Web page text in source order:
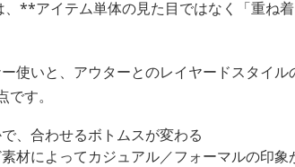
**アイテム単体の見た目ではなく「重ね
使いと、アウターとのレイヤードスタイル
す。
、合わせるボトムスが変わる
材によってカジュアル／フォーマルの印象